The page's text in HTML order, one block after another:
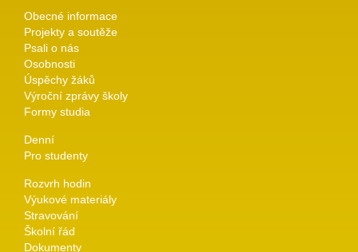
Obecné informace
Projekty a soutěže
Psali o nás
Osobnosti
Úspěchy žáků
Výroční zprávy školy
Formy studia
Denní
Pro studenty
Rozvrh hodin
Výukové materiály
Stravování
Školní řád
Dokumenty